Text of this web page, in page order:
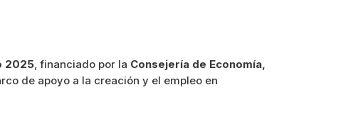
2025, financiado por la Consejería de Economía,
de apoyo a la creación y el empleo en